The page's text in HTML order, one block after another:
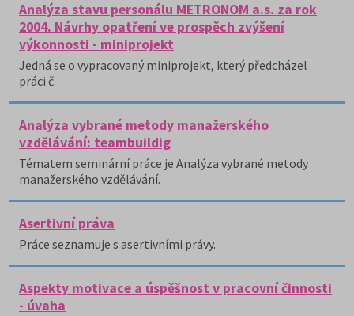
Analýza stavu personálu METRONOM a.s. za rok
2004. Návrhy opatření ve prospěch zvýšení
výkonnosti - miniprojekt
Jedná se o vypracovaný miniprojekt, který předcházel
práci č.
Analýza vybrané metody manažerského
vzdělávání: teambuildig
Tématem seminární práce je Analýza vybrané metody
manažerského vzdělávání.
Asertivní práva
Práce seznamuje s asertivními právy.
Aspekty motivace a úspěšnost v pracovní činnosti
- úvaha